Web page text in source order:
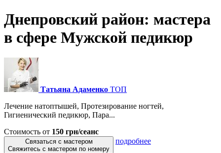
Днепровский район: мастера
в сфере Мужской педикюр
Татьяна Адаменко ТОП
Лечение натоптышей, Протезирование ногтей,
Гигиенический педикюр, Пара...
Стоимость от 150 грн/сеанс
Связаться с мастером
Свяжитесь с мастером по номеру
подробнее